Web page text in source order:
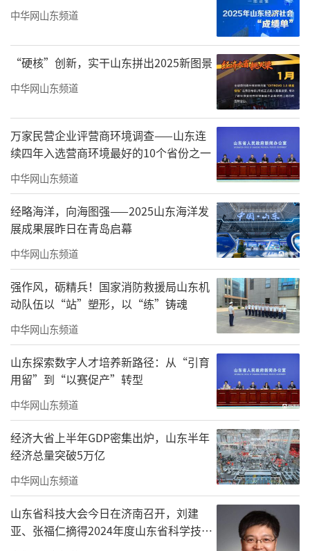
题。形成从端到云、从数据采集到智能应用的
技术闭环，为博物馆装上全域感知、智慧运行
的数字底座。
物联感知平台——让博物馆"能听会看"
基于物理模型构建物联设备统一管理平
台，依托多源异构设备数据的高效接入能力，
实现安全可控的数据开放与共享；提供精细、
智能的设备管理服务，构建云边协同体系，亿
级链接能力，聚合生态厂家400余家，降低接入
成本60%。
大数据平台——让数据"全局可控"
打破多系统数据壁垒，对离散数据源开展
数据治理与融合，建设四大数据库形成数据资
源池，沉淀可复用的数据资产；通过大数据平
台建设，实现数据从分散管理到全域赋能的跃
升，为智能化监测、数字化管理与业务协同提
供核心支撑。
中华网山东频道
“硬核”创新，实干山东拼出2025新图景
中华网山东频道
万家民营企业评营商环境调查——山东连
续四年入选营商环境最好的10个省份之一
中华网山东频道
经略海洋，向海图强——2025山东海洋发
展成果展昨日在青岛启幕
中华网山东频道
强作风，砺精兵！国家消防救援局山东机
动队伍以“站”塑形，以“练”铸魂
中华网山东频道
山东探索数字人才培养新路径：从“引育
用留”到“以赛促产”转型
中华网山东频道
经济大省上半年GDP密集出炉，山东半年
经济总量突破5万亿
中华网山东频道
山东省科技大会今日在济南召开，刘建
亚、张福仁摘得2024年度山东省科学技术
奖最高奖！